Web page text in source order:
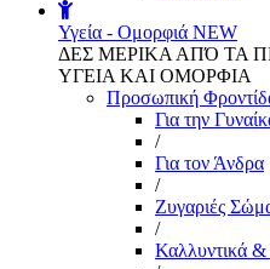
Υγεία - Ομορφιά NEW
ΔΕΣ ΜΕΡΙΚΑ ΑΠΌ ΤΑ
ΥΓΕΙΑ ΚΑΙ ΟΜΟΡΦΙΑ
Προσωπική
Για την
/
Για τον Άνδρα
/
Ζυγαριές
/
Καλλυντικά